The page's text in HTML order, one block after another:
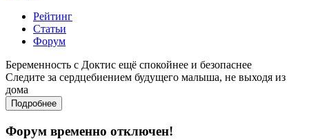
Рейтинг
Статьи
Форум
Беременность с Доктис ещё спокойнее и безопаснее
Следите за сердцебиением будущего малыша, не выходя из
дома
Подробнее
Форум временно отключен!